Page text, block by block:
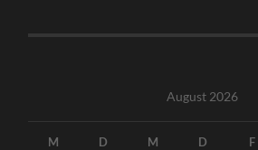
August 2026
M D M D F